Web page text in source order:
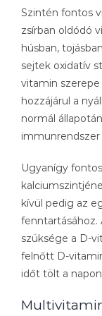
Szintén fontos
zsírban oldódó
húsban,
sejtek oxidatív
vitamin
hozzájárul a
normál
Ugyanígy
kívül pedig az
fenntartásához.
szüksége a D-
felnőtt D-
időt tölt a